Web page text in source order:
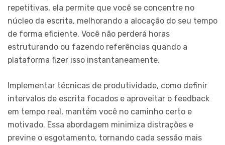
repetitivas, ela permite que você se concentre no
núcleo da escrita, melhorando a alocação do seu tempo
de forma eficiente. Você não perderá horas
estruturando ou fazendo referências quando a
plataforma fizer isso instantaneamente.
Implementar técnicas de produtividade, como definir
intervalos de escrita focados e aproveitar o feedback
em tempo real, mantém você no caminho certo e
motivado. Essa abordagem minimiza distrações e
previne o esgotamento, tornando cada sessão mais